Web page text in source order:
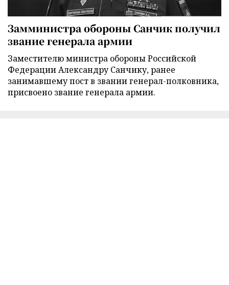
Замминистра обороны Санчик получил
звание генерала армии
Заместителю министра обороны Российской
Федерации Александру Санчику, ранее
занимавшему пост в звании генерал-полковника,
присвоено звание генерала армии.